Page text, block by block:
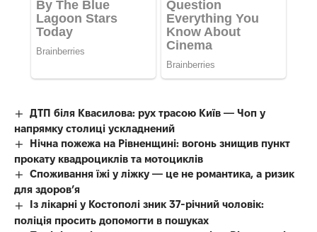
ДТП біля Квасилова: рух трасою Київ — Чоп у
напрямку столиці ускладнений
Нічна пожежа на Рівненщині: вогонь знищив пункт
прокату квадроциклів та мотоциклів
Споживання їжі у ліжку — це не романтика, а ризик
для здоров’я
Із лікарні у Костополі зник 37-річний чоловік:
поліція просить допомогти в пошуках